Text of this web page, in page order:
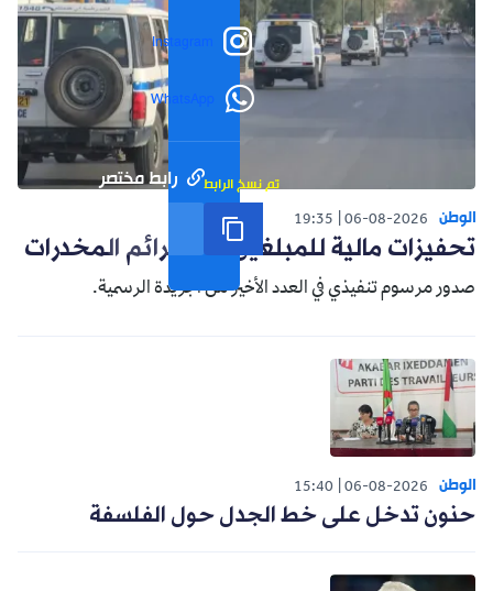
Instagram
WhatsApp
رابط مختصر تم نسخ الرابط
الوطن 06-08-2026
19:35
تحفيزات مالية للمبلغين عن جرائم المخدرات
صدور مرسوم تنفيذي في العدد الأخير من الجريدة الرسمية.
الوطن 06-08-2026
15:40
حنون تدخل على خط الجدل حول الفلسفة